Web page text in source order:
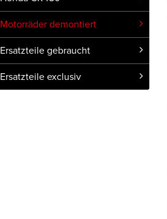
Motorräder demontiert
Ersatzteile gebraucht
Ersatzteile exclusiv